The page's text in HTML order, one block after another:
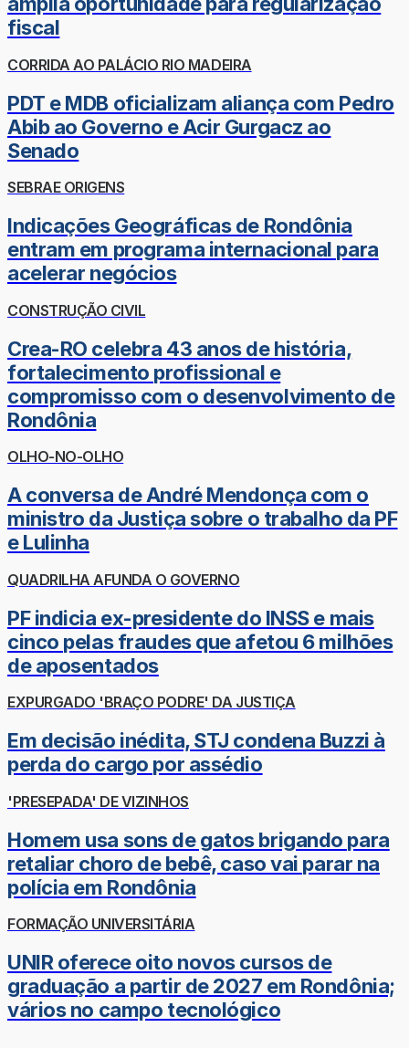
fiscal
CORRIDA AO PALÁCIO RIO MADEIRA
PDT e MDB oficializam aliança com Pedro
Abib ao Governo e Acir Gurgacz ao
Senado
SEBRAE ORIGENS
Indicações Geográficas de Rondônia
entram em programa internacional para
acelerar negócios
CONSTRUÇÃO CIVIL
Crea-RO celebra 43 anos de história,
fortalecimento profissional e
compromisso com o desenvolvimento de
Rondônia
OLHO-NO-OLHO
A conversa de André Mendonça com o
ministro da Justiça sobre o trabalho da PF
e Lulinha
QUADRILHA AFUNDA O GOVERNO
PF indicia ex-presidente do INSS e mais
cinco pelas fraudes que afetou 6 milhões
de aposentados
EXPURGADO 'BRAÇO PODRE' DA JUSTIÇA
Em decisão inédita, STJ condena Buzzi à
perda do cargo por assédio
'PRESEPADA' DE VIZINHOS
Homem usa sons de gatos brigando para
retaliar choro de bebê, caso vai parar na
polícia em Rondônia
FORMAÇÃO UNIVERSITÁRIA
UNIR oferece oito novos cursos de
graduação a partir de 2027 em Rondônia;
vários no campo tecnológico